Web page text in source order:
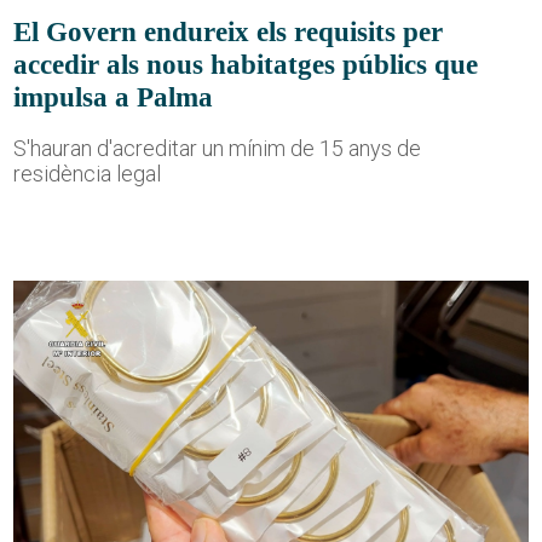
El Govern endureix els requisits per
accedir als nous habitatges públics que
impulsa a Palma
S'hauran d'acreditar un mínim de 15 anys de
residència legal